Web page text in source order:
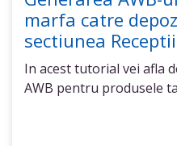
marfa catre
sectiunea Receptii
In acest tutorial vei afla
AWB pentru produsele